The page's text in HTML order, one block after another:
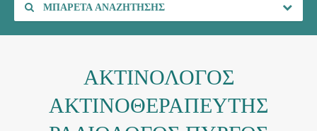
ΜΠΑΡΈΤΑ ΑΝΑΖΉΤΗΣΗΣ
ΑΚΤΙΝΟΛΟΓΟΣ
ΑΚΤΙΝΟΘΕΡΑΠΕΥΤΗΣ